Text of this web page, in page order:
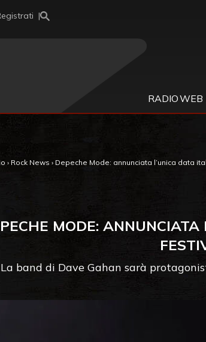
RADIOWEB
› Rock News › Depeche Mode: annunciata l’unica data
MODE:
La band di Dave Gahan sarà